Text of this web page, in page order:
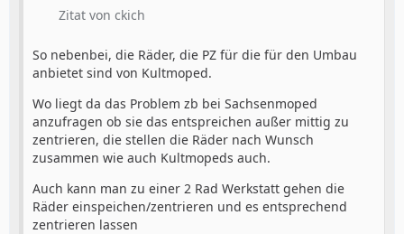
Zitat von ckich
So nebenbei, die Räder, die PZ für die für den Umbau
anbietet sind von Kultmoped.
Wo liegt da das Problem zb bei Sachsenmoped
anzufragen ob sie das entspreichen außer mittig zu
zentrieren, die stellen die Räder nach Wunsch
zusammen wie auch Kultmopeds auch.
Auch kann man zu einer 2 Rad Werkstatt gehen die
Räder einspeichen/zentrieren und es entsprechend
zentrieren lassen